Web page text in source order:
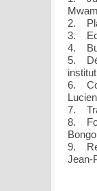
2.
3.
4.
5.
6.
7.
8.
9.
Jean-